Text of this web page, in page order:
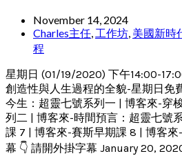
November 14, 2024
Charles主任, 工作坊, 美國新時
程
星期日 (01/19/2020) 下午14:00-
創造性與人生過程的全貌-星期日免
今生：超靈七號系列一 | 博客來-穿
列二 | 博客來-時間預言：超靈七號
課 7 | 博客來-賽斯早期課 8 | 博客
幕 👇 請開外掛字幕 January 20,